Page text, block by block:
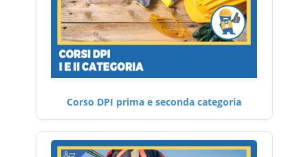
Corso DPI prima e seconda categoria